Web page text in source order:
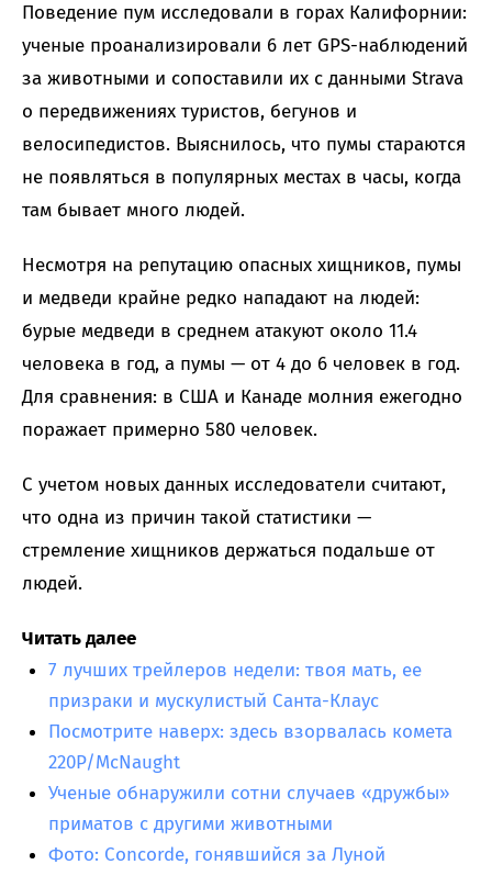
Поведение пум исследовали в горах Калифорнии:
ученые проанализировали 6 лет GPS-наблюдений
за животными и сопоставили их с данными Strava
о передвижениях туристов, бегунов и
велосипедистов. Выяснилось, что пумы стараются
не появляться в популярных местах в часы, когда
там бывает много людей.
Несмотря на репутацию опасных хищников, пумы
и медведи крайне редко нападают на людей:
бурые медведи в среднем атакуют около 11.4
человека в год, а пумы — от 4 до 6 человек в год.
Для сравнения: в США и Канаде молния ежегодно
поражает примерно 580 человек.
С учетом новых данных исследователи считают,
что одна из причин такой статистики —
стремление хищников держаться подальше от
людей.
Читать далее
7 лучших трейлеров недели: твоя мать, ее
призраки и мускулистый Санта-Клаус
Посмотрите наверх: здесь взорвалась комета
220P/McNaught
Ученые обнаружили сотни случаев «дружбы»
приматов с другими животными
Фото: Concorde, гонявшийся за Луной